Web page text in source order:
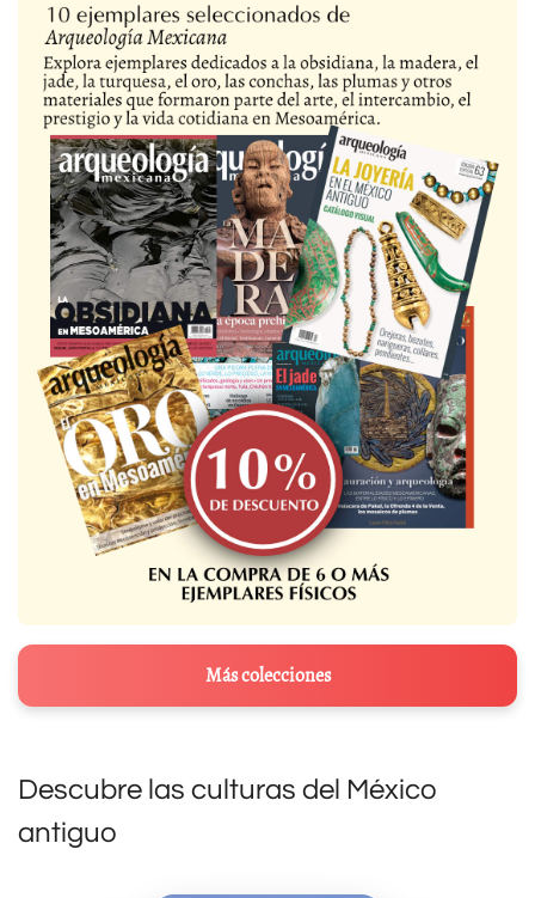
Más colecciones
Descubre las culturas del México
antiguo